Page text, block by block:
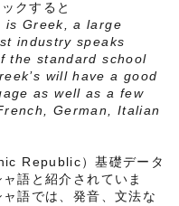
クすると
is Greek, a large
industry speaks
the standard school
will have a good
as well as a few
German, Italian
Republic）基礎データ
語と紹介されていま
語では、発音、文法な